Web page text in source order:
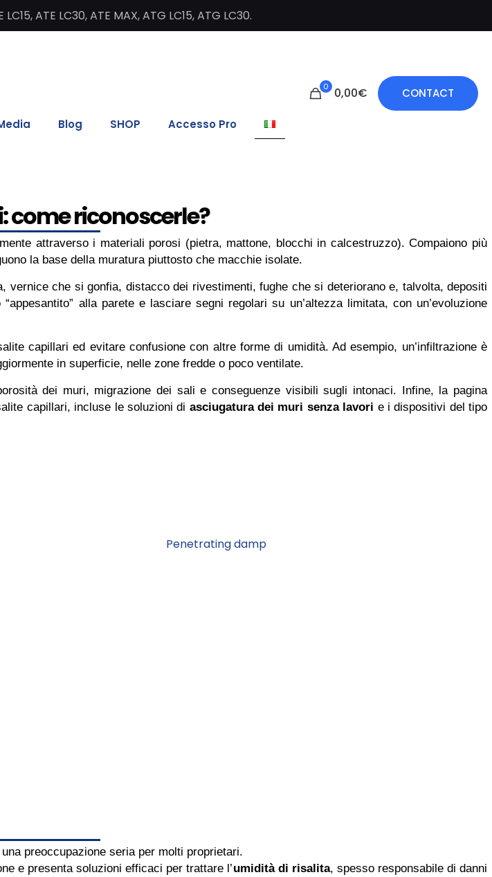
ATE LC30, ATE MAX, ATG LC15, ATG LC30.
Blog SHOP Accesso Pro
0 0,00€ CONTACT
come riconoscerle?
attraverso i materiali porosi (pietra, mattone, blocchi in calcestruzzo). Compaiono più
la base della muratura piuttosto che macchie isolate.
che si gonfia, distacco dei rivestimenti, fughe che si deteriorano e, talvolta, depositi
alla parete e lasciare segni regolari su un’altezza limitata, con un’evoluzione
capillari ed evitare confusione con altre forme di umidità. Ad esempio, un’infiltrazione è
in superficie, nelle zone fredde o poco ventilate.
dei muri, migrazione dei sali e conseguenze visibili sugli intonaci. Infine, la pagina
capillari, incluse le soluzioni di asciugatura dei muri senza lavori e i dispositivi del tipo
preoccupazione seria per molti proprietari.
e presenta soluzioni efficaci per trattare l’umidità di risalita, spesso responsabile di danni